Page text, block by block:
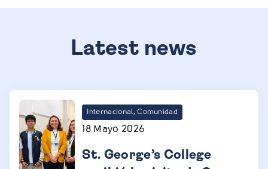
Latest news
Internacional, Comunidad
18 Mayo 2026
St. George’s College